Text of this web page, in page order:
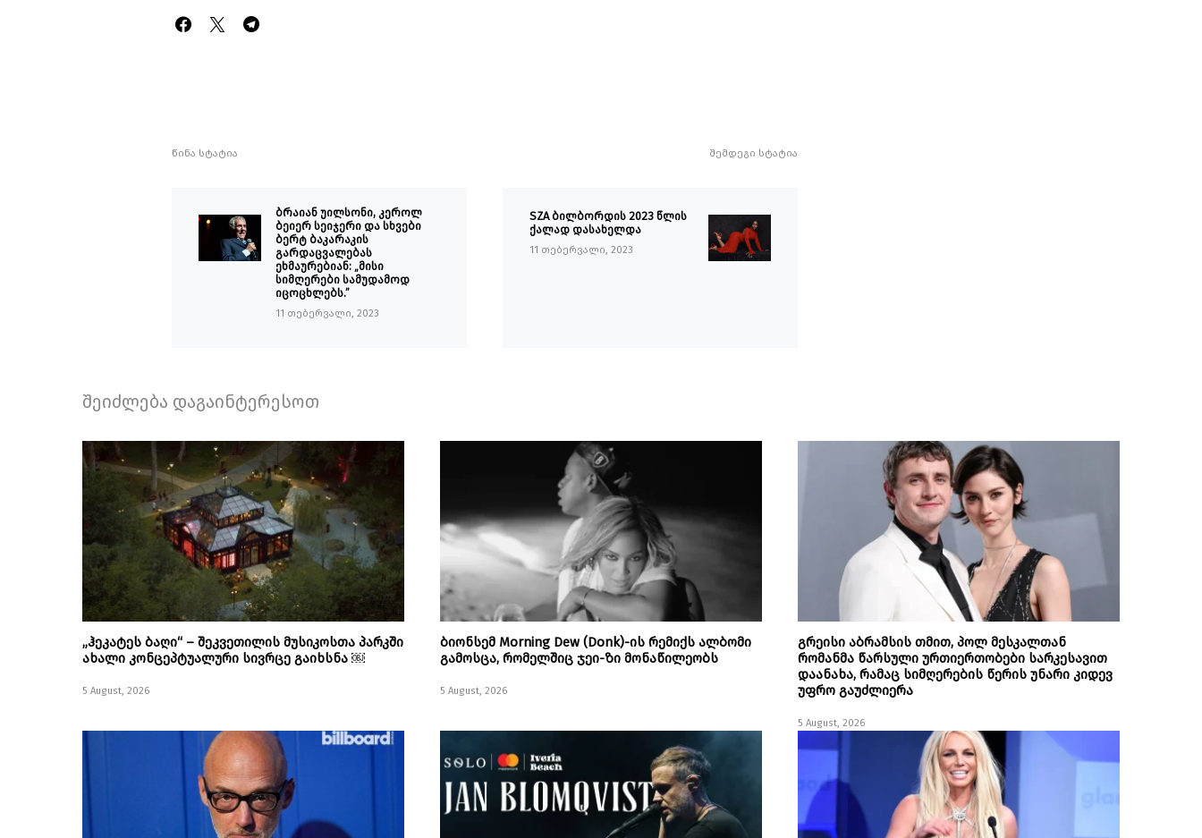
წინა სტატია
ბრაიან უილსონი, კეროლ
ბეიერ სეიჯერი და სხვები
ბერტ ბაკარაკის
გარდაცვალებას
ეხმაურებიან: „მისი
სიმღერები სამუდამოდ
იცოცხლებს.”
11 თებერვალი, 2023
შემდეგი სტატია
SZA ბილბორდის 2023 წლის
ქალად დასახელდა
11 თებერვალი, 2023
შეიძლება დაგაინტერესოთ
„ჰეკატეს ბაღი“ – შეკვეთილის მუსიკოსთა პარკში
ახალი კონცეპტუალური სივრცე გაიხსნა ￼
5 August, 2026
ბიონსემ Morning Dew (Donk)-ის რემიქს ალბომი
გამოსცა, რომელშიც ჯეი-ზი მონაწილეობს
5 August, 2026
გრეისი აბრამსის თმით, პოლ მესკალთან
რომანმა წარსული ურთიერთობები სარკესავით
დაანახა, რამაც სიმღერების წერის უნარი კიდევ
უფრო გაუძლიერა
5 August, 2026